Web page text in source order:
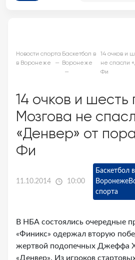
Новости спорта
в Воронеже
Баскетбол в
Воронеже
14 очков и
не спасли
Фи
14 очков и шесть
Мозгова не
«Денвер» от
Фи
11.10.2014 10:00
Баскетбол в
Воронеже
спорта
В НБА состоялись очередные
«Финикс» одержал вторую
жертвой подопечных Джеффа
«Денвер». Из игроков